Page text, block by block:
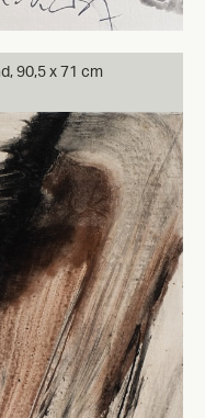
90,5 x 71 cm